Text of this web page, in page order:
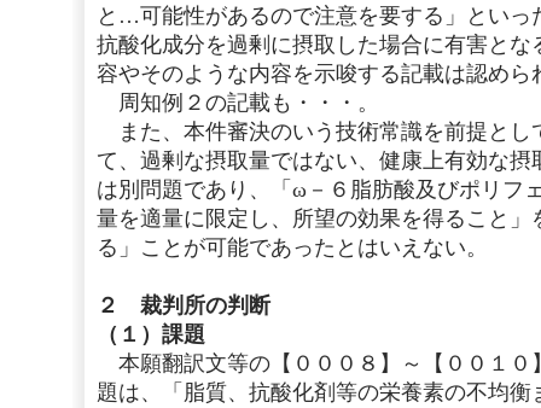
と…可能性があるので注意を要する」といっ
抗酸化成分を過剰に摂取した場合に有害と
容やそのような内容を示唆する記載は認めら
周知例２の記載も・・・。
また、本件審決のいう技術常識を前提とし
て、過剰な摂取量ではない、健康上有効な
は別問題であり、「ω－６脂肪酸及びポリフ
量を適量に限定し、所望の効果を得ること
る」ことが可能であったとはいえない。
２ 裁判所の判断
（１）課題
本願翻訳文等の【０００８】～【００１０
題は、「脂質、抗酸化剤等の栄養素の不均